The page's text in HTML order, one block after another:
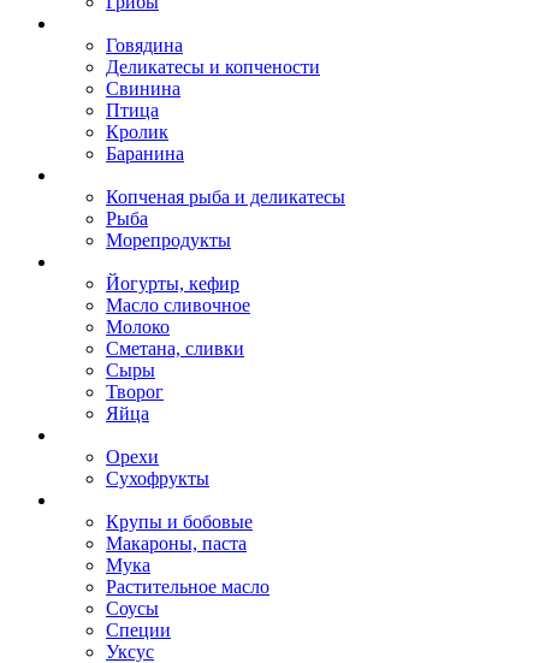
Говядина
Деликатесы и копчености
Свинина
Птица
Кролик
Баранина
Копченая рыба и деликатесы
Рыба
Морепродукты
Йогурты, кефир
Масло сливочное
Молоко
Сметана, сливки
Сыры
Творог
Яйца
Орехи
Сухофрукты
Крупы и бобовые
Макароны, паста
Мука
Растительное масло
Соусы
Специи
Уксус